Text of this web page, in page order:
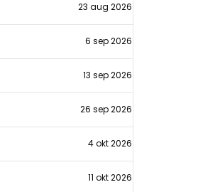
23 aug 2026
6 sep 2026
13 sep 2026
26 sep 2026
4 okt 2026
11 okt 2026